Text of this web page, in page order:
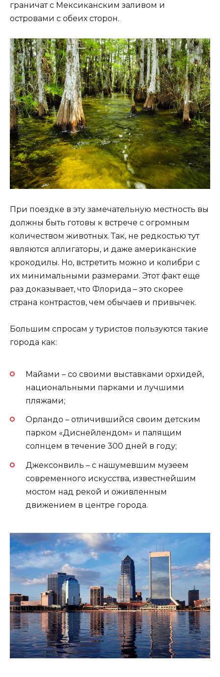
граничат с Мексиканским заливом и
островами с обеих сторон.
При поездке в эту замечательную местность вы
должны быть готовы к встрече с огромным
количеством животных. Так, не редкостью тут
являются аллигаторы, и даже американские
крокодилы. Но, встретить можно и колибри с
их минимальными размерами. Этот факт еще
раз доказывает, что Флорида – это скорее
страна контрастов, чем обычаев и привычек.
Большим спросам у туристов пользуются такие
города как:
Майами – со своими выставками орхидей,
национальными парками и лучшими
пляжами;
Орландо – отличившийся своим детским
парком «Диснейлендом» и палящим
солнцем в течение 300 дней в году;
Джексонвиль – с нашумевшим музеем
современного искусства, известнейшим
мостом над рекой и оживленным
движением в центре города.